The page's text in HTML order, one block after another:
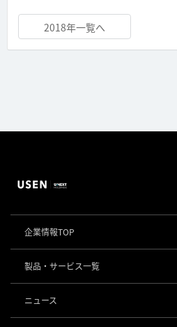
2018年一覧へ
企業情報TOP
会社概要・役員一覧
事業内容
社長メッセージ
製品・サービス一覧
POSレジ 他
USENレジ
お役立ち情報
ニュース